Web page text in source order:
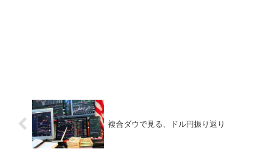
複合ダウで見る、ドル円振り返り